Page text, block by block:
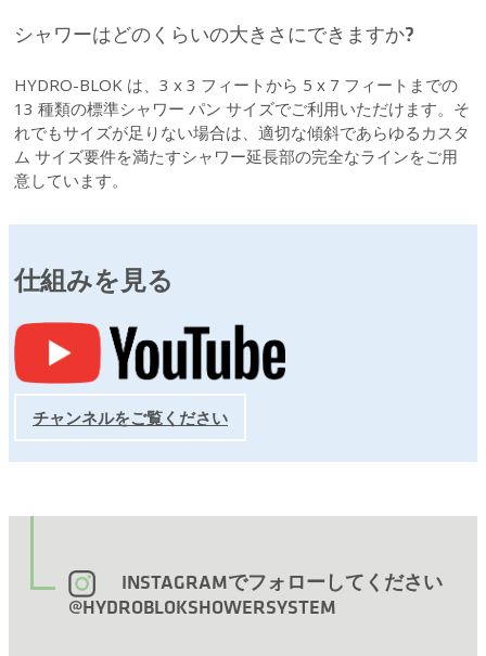
シャワーはどのくらいの大きさにできますか?
HYDRO-BLOK は、3 x 3 フィートから 5 x 7 フィートまでの
13 種類の標準シャワー パン サイズでご利用いただけます。そ
れでもサイズが足りない場合は、適切な傾斜であらゆるカスタ
ム サイズ要件を満たすシャワー延長部の完全なラインをご用
意しています。
仕組みを見る
チャンネルをご覧ください
INSTAGRAMでフォローしてください
@HYDROBLOKSHOWERSYSTEM